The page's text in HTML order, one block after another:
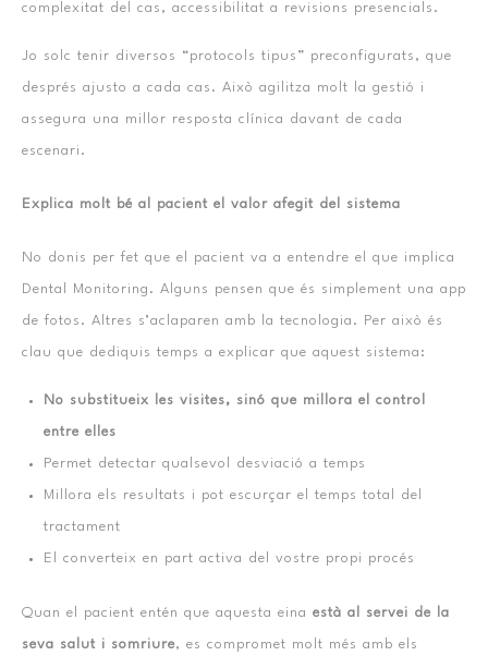
complexitat del cas, accessibilitat a revisions presencials.
Jo solc tenir diversos “protocols tipus” preconfigurats, que
després ajusto a cada cas. Això agilitza molt la gestió i
assegura una millor resposta clínica davant de cada
escenari.
Explica molt bé al pacient el valor afegit del sistema
No donis per fet que el pacient va a entendre el que implica
Dental Monitoring. Alguns pensen que és simplement una app
de fotos. Altres s’aclaparen amb la tecnologia. Per això és
clau que dediquis temps a explicar que aquest sistema:
No substitueix les visites, sinó que millora el control
entre elles
Permet detectar qualsevol desviació a temps
Millora els resultats i pot escurçar el temps total del
tractament
El converteix en part activa del vostre propi procés
Quan el pacient entén que aquesta eina està al servei de la
seva salut i somriure, es compromet molt més amb els